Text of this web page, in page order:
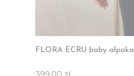
FLORA ECRU baby alpaka
Cena